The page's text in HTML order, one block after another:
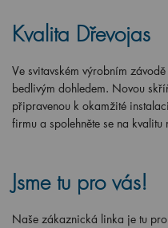
Kvalita Dřevojas
Ve svitavském výrobním
bedlivým dohledem. Novou
připravenou k okamžité
firmu a spolehněte se na
Jsme tu pro vás!
Naše zákaznická linka je tu